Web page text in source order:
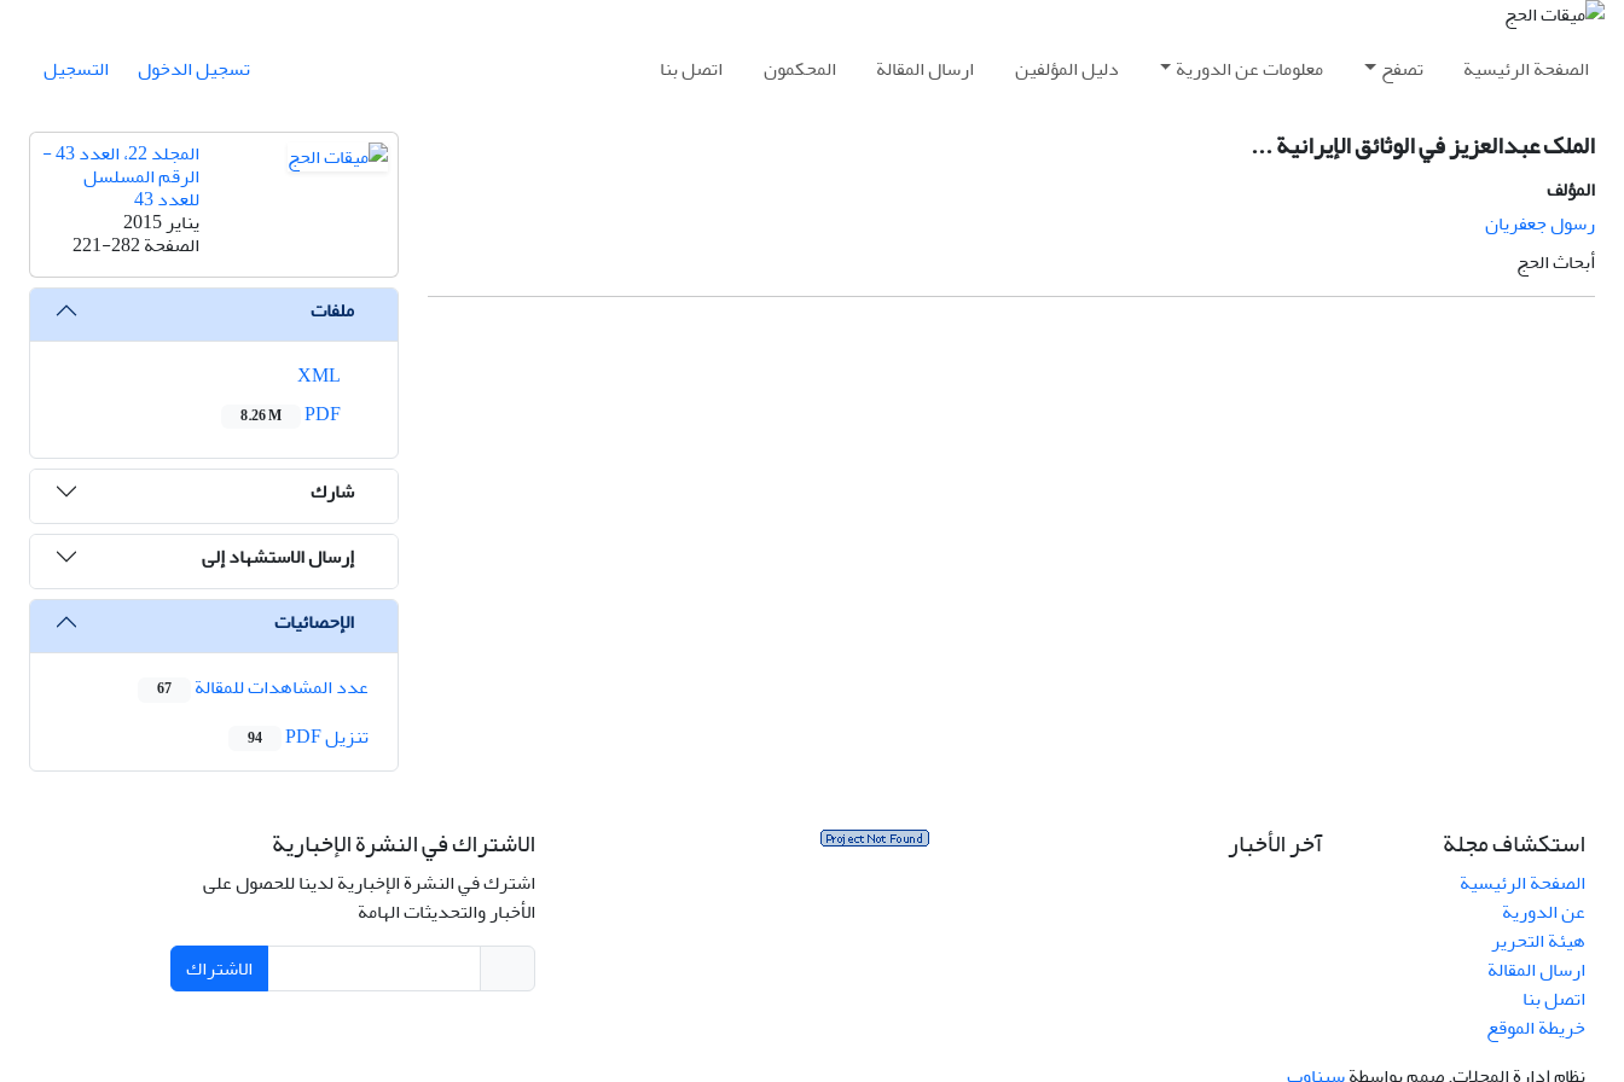
الصفحة الرئيسية تصفح معلومات عن الدورية دليل المؤلفين ارسال المقالة المحكمون اتصل بنا تسجيل الدخول التسجيل
الملک عبدالعزيز في الوثائق الإيرانية ...
المؤلف
رسول جعفريان
أبحاث الحج
المجلد 22، العدد 43 -
الرقم المسلسل
للعدد 43
يناير 2015
الصفحة221-282
ملفات
8.26 M
شارك
إرسال الاستشهاد إلى
الإحصائيات
عدد المشاهدات للمقالة
67
تنزیل PDF 94
استكشاف مجلة
الصفحة الرئيسية
عن الدورية
هيئة التحرير
ارسال المقالة
اتصل بنا
خريطة الموقع
آخر الأخبار الاشتراك في النشرة الإخبارية
اشترك في النشرة الإخبارية لدينا للحصول على
الأخبار والتحديثات الهامة
الاشتراك